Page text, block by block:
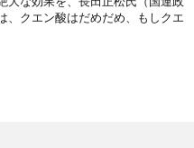
、クエン酸はだめだめ、もしクエ